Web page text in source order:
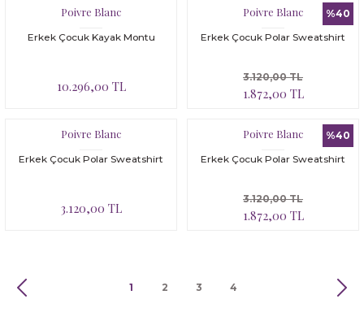
Poivre Blanc
Erkek Çocuk Kayak Montu
10.296,00 TL
%40
Poivre Blanc
Erkek Çocuk Polar Sweatshirt
1.872,00 TL
3.120,00 TL
Poivre Blanc
Erkek Çocuk Polar Sweatshirt
3.120,00 TL
%40
Poivre Blanc
Erkek Çocuk Polar Sweatshirt
1.872,00 TL
3.120,00 TL
1 2 3 4